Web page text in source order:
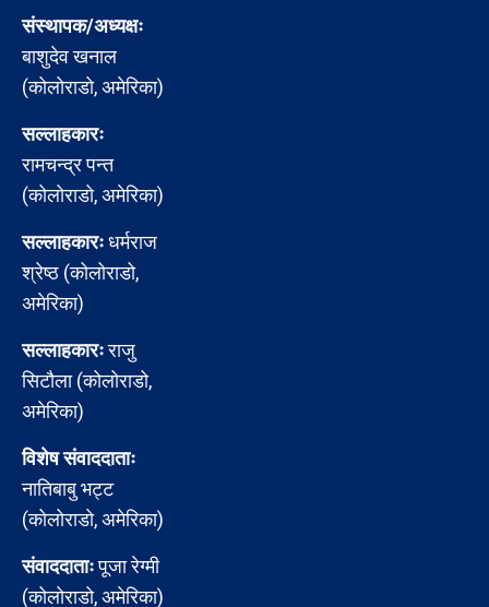
संस्थापक/अध्यक्षः
बाशुदेव खनाल
(कोलोराडो, अमेरिका)
सल्लाहकारः
रामचन्द्र पन्त
(कोलोराडो, अमेरिका)
सल्लाहकारःधर्मराज
श्रेष्ठ (कोलोराडो,
अमेरिका)
सल्लाहकारःराजु
सिटौला (कोलोराडो,
अमेरिका)
विशेष संवाददाताः
नातिबाबु भट्ट
(कोलोराडो, अमेरिका)
संवाददाताःपूजा रेग्मी
(कोलोराडो, अमेरिका)